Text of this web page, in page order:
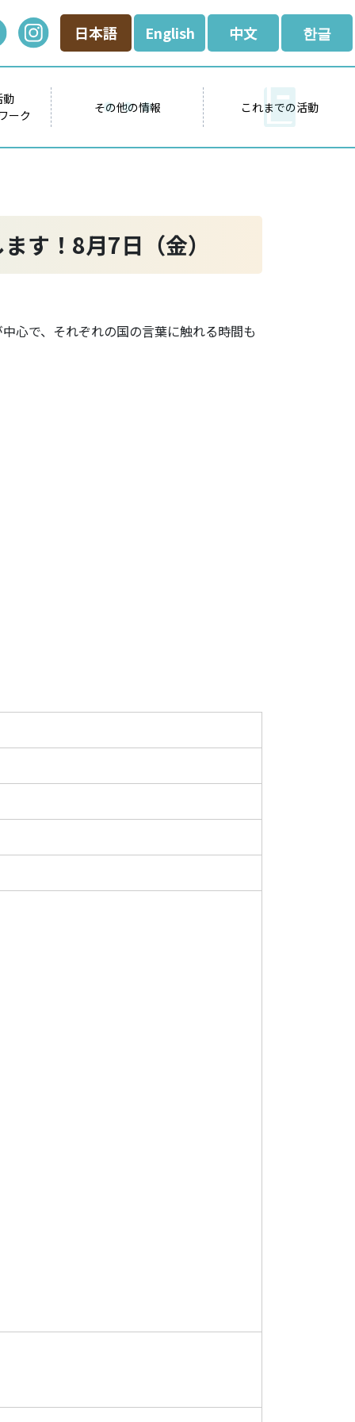
日本語 English 中文 한글
動
ーク
その他の情報 これまでの活動
す！8月7日（金）
心で、それぞれの国の言葉に触れる時間も